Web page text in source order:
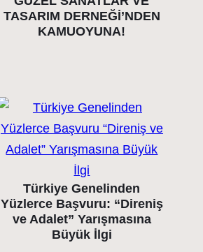
TASARIM DERNEĞİ’NDEN
KAMUOYUNA!
Türkiye Genelinden
Yüzlerce Başvuru: “Direniş
ve Adalet” Yarışmasına
Büyük İlgi